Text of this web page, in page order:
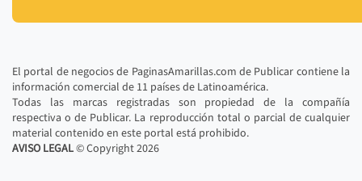
El portal de negocios de PaginasAmarillas.com de Publicar contiene la
información comercial de 11 países de Latinoamérica.
Todas las marcas registradas son propiedad de la compañía
respectiva o de Publicar. La reproducción total o parcial de cualquier
material contenido en este portal está prohibido.
AVISO LEGAL© Copyright2026